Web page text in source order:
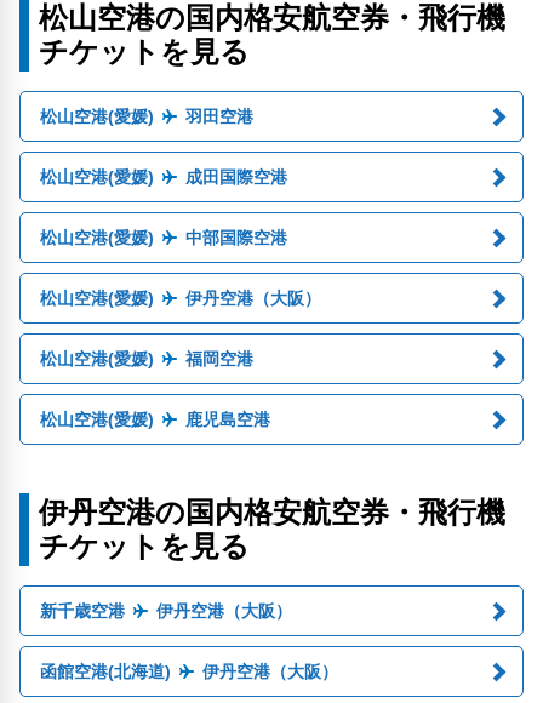
松山空港の国内格安航空券・飛行機
チケットを見る
松山空港(愛媛) 羽田空港
松山空港(愛媛) 成田国際空港
松山空港(愛媛) 中部国際空港
松山空港(愛媛) 伊丹空港（大阪）
松山空港(愛媛) 福岡空港
松山空港(愛媛) 鹿児島空港
伊丹空港の国内格安航空券・飛行機
チケットを見る
新千歳空港 伊丹空港（大阪）
函館空港(北海道) 伊丹空港（大阪）